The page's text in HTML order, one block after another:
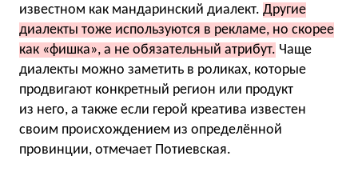
известном как мандаринский диалект. Другие
диалекты тоже используются в рекламе, но скорее
как «фишка», а не обязательный атрибут. Чаще
диалекты можно заметить в роликах, которые
продвигают конкретный регион или продукт
из него, а также если герой креатива известен
своим происхождением из определённой
провинции, отмечает Потиевская.